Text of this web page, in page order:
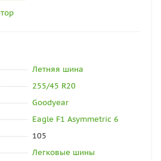
Летняя шина
255/45 R20
Goodyear
Eagle F1 Asymmetric 6
105
Легковые шины